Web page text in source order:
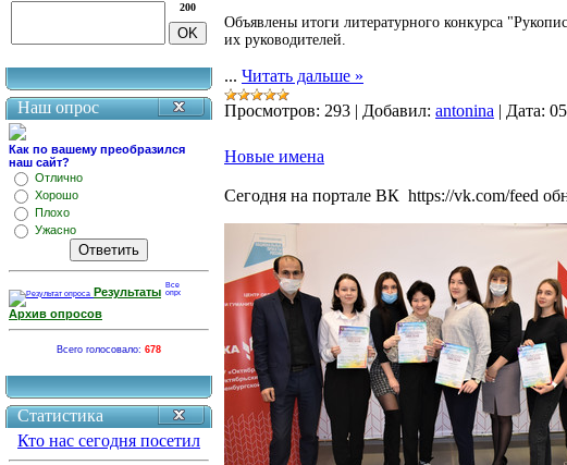
200
Наш опрос
Как по вашему преобразился
наш сайт?
Отлично
Хорошо
Плохо
Ужасно
Результаты
Архив опросов
Всего голосовало: 678
Статистика
Кто нас сегодня посетил
Объявлены итоги литературного конкурса
их руководителей.
... Читать дальше »
Просмотров: 293 | Добавил: antonina | Дата:
Новые имена
Сегодня на портале ВК https://vk.com/feed